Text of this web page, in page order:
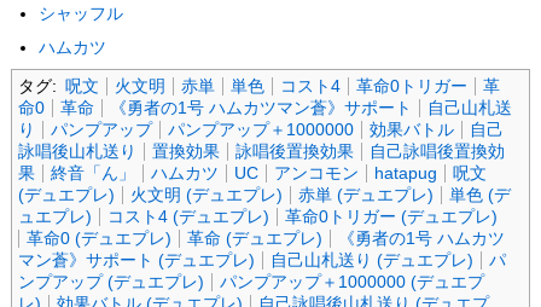
シャッフル
ハムカツ
タグ: 呪文 火文明 赤単 単色 コスト4 革命0トリガー
革
命0
革命 《勇者の1号 ハムカツマン蒼》サポート
自己山札送
り
パンプアップ パンプアップ＋1000000 効果バトル
自己
詠唱後山札送り
置換効果 詠唱後置換効果
自己詠唱後置換効
果
終音「ん」 ハムカツ UC アンコモン hatapug
呪文
(デュエプレ)
火文明 (デュエプレ) 赤単 (デュエプレ)
単色 (デ
ュエプレ)
コスト4 (デュエプレ)
革命0トリガー (デュエプレ)
革命0 (デュエプレ)
革命 (デュエプレ)
《勇者の1号 ハムカツ
マン蒼》サポート (デュエプレ)
自己山札送り (デュエプレ)
パ
ンプアップ (デュエプレ)
パンプアップ＋1000000 (デュエプ